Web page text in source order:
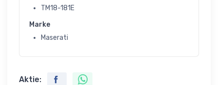
TM18-181E
Marke
Maserati
Aktie: